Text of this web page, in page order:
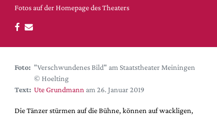
DdB-map
Kalender
Premierensuche
Hefte
Alle Hefte
Leseproben
Fotos auf der Homepage des Theaters
Foto: "Verschwundenes Bild" am Staatstheater Meiningen
© Hoelting
Text: Ute Grundmann am 26. Januar 2019
Die Tänzer stürmen auf die Bühne, können auf wackligen,